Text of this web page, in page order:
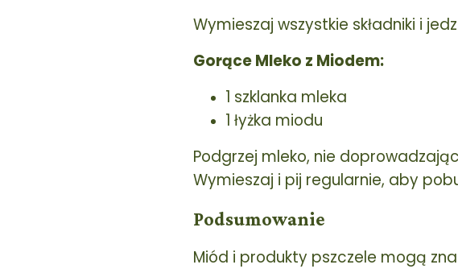
Wymieszaj wszystkie składniki i
Gorące Mleko z Miodem:
1 szklanka mleka
1 łyżka miodu
Podgrzej mleko, nie
Wymieszaj i pij regularnie, aby
Podsumowanie
Miód i produkty pszczele mogą